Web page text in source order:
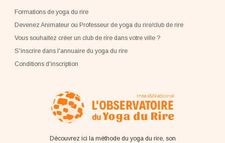
Formations de yoga du rire
Devenez Animateur ou Professeur de yoga du rire/club de rire
Vous souhaitez créer un club de rire dans votre ville ?
S'inscrire dans l'annuaire du yoga du rire
Conditions d'inscription
Découvrez ici la méthode du yoga du rire, son